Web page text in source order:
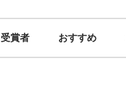
受賞者 おすすめ